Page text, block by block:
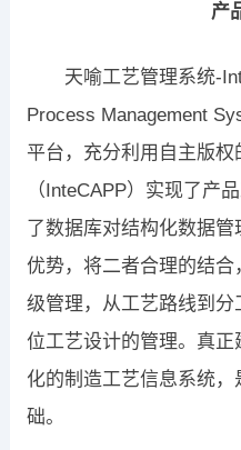
产
天喻工艺管理系统-
Process Management
平台，充分利用自主版
（InteCAPP）实现了产
了数据库对结构化数据
优势，将二者合理的结
级管理，从工艺路线到
位工艺设计的管理。真
化的制造工艺信息系统
础。